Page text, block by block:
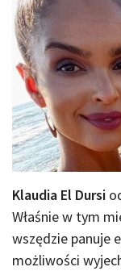
Klaudia El Dursi
Właśnie w tym
wszędzie panuje
możliwości